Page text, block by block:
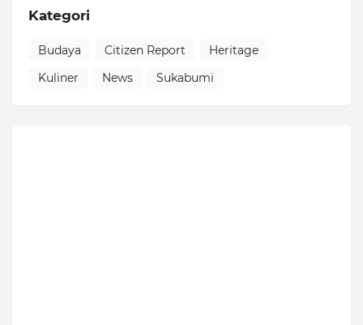
Kategori
Budaya Citizen Report
Heritage
Kuliner
News Sukabumi